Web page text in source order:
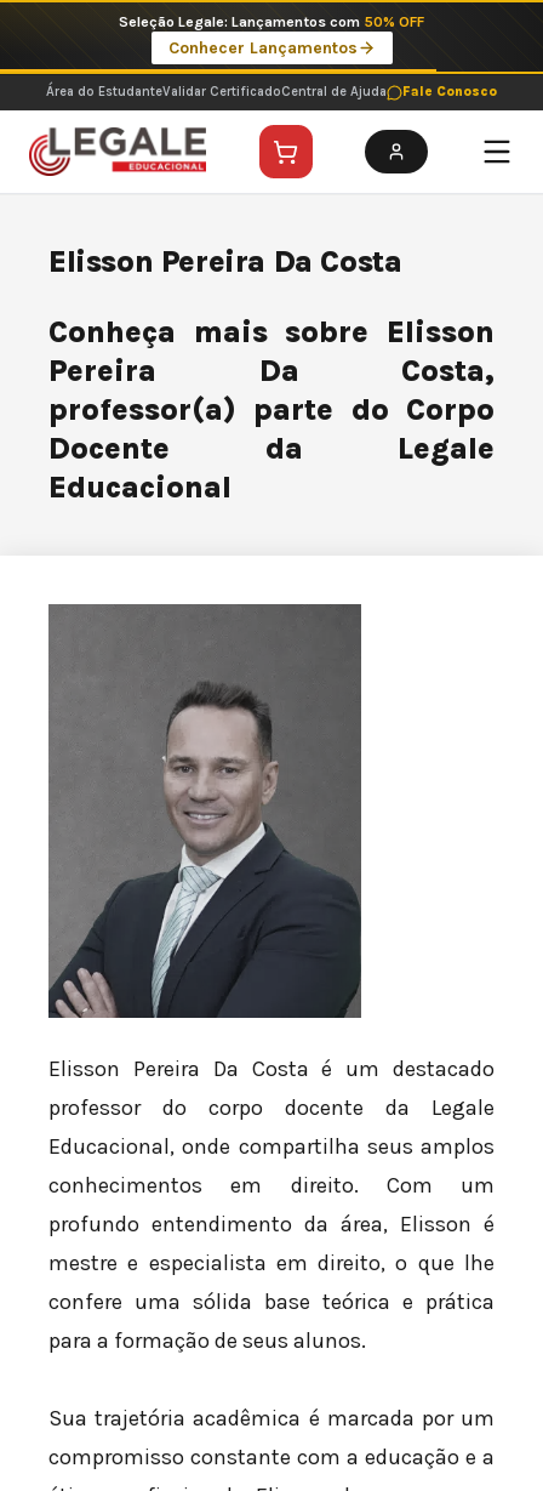
o
conteúdo
Seleção Legale: Lançamentos com 50% OFF
Conhecer Lançamentos
Área do EstudanteValidar CertificadoCentral de Ajuda Fale Conosco
Elisson Pereira Da Costa
Conheça mais sobre Elisson
Pereira Da Costa,
professor(a) parte do Corpo
Docente da Legale
Educacional
Elisson Pereira Da Costa é um destacado
professor do corpo docente da Legale
Educacional, onde compartilha seus amplos
conhecimentos em direito. Com um
profundo entendimento da área, Elisson é
mestre e especialista em direito, o que lhe
confere uma sólida base teórica e prática
para a formação de seus alunos.
Sua trajetória acadêmica é marcada por um
compromisso constante com a educação e a